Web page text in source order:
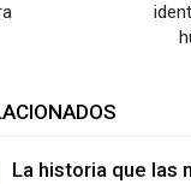
La historia que las